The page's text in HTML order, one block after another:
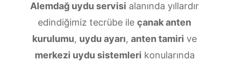
Alemdağ uydu servisi alanında yıllardır
edindiğimiz tecrübe ile çanak anten
kurulumu, uydu ayarı, anten tamiri ve
merkezi uydu sistemleri konularında